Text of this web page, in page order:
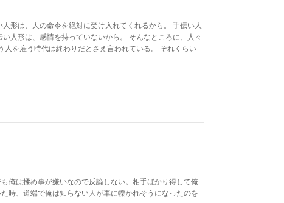
形は、人の命令を絶対に受け入れてくれるから。 手伝い人
人形は、感情を持っていないから。 そんなところに、人々
人を雇う時代は終わりだとさえ言われている。 それくらい
俺は揉め事が嫌いなので反論しない。相手ばかり得して俺
時、道端で俺は知らない人が車に轢かれそうになったのを